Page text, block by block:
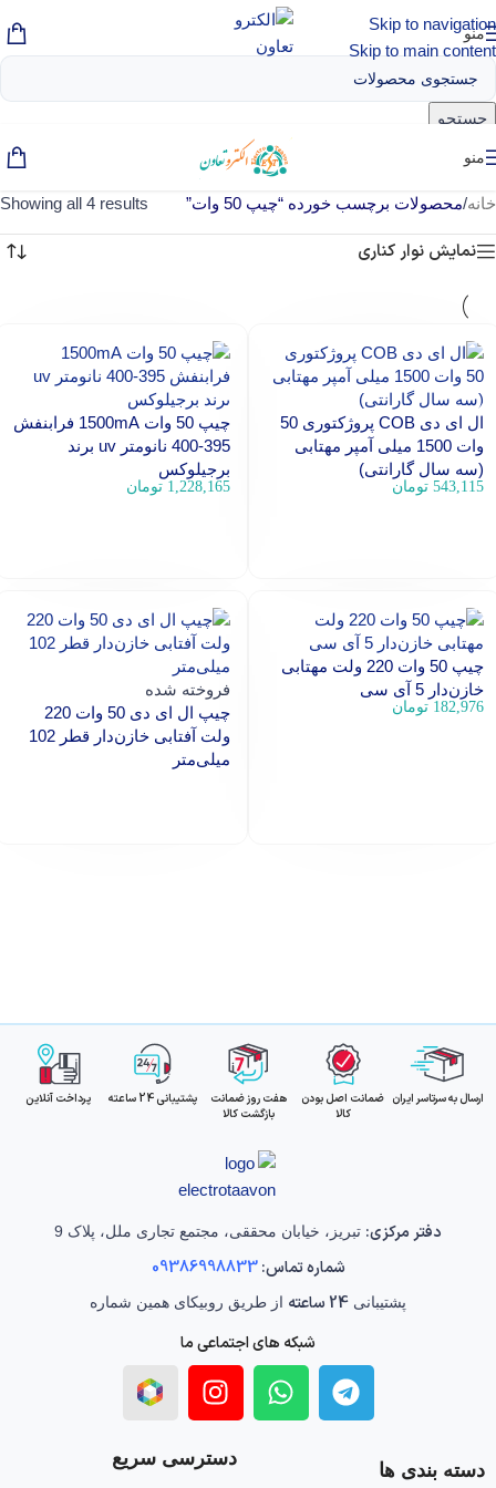
Skip to navigation
Skip to main content
منو
جستجو
منو
خانه/محصولات برچسب خورده “چیپ 50 وات” Showing all 4 results
نمایش نوار کناری
ال ای دی COB پروژکتوری 50
وات 1500 میلی آمپر مهتابی
(سه سال گارانتی)
543,115 تومان
چیپ 50 وات 1500mA فرابنفش
395-400 نانومتر uv برند
برجیلوکس
1,228,165 تومان
چیپ 50 وات 220 ولت مهتابی
خازن‌دار 5 آی سی
182,976 تومان
فروخته شده
چیپ ال ای دی 50 وات 220
ولت آفتابی خازن‌دار قطر 102
میلی‌متر
ارسال به سرتاسر ایران ضمانت اصل بودن
کالا
هفت روز ضمانت
بازگشت کالا
پشتیبانی 24 ساعته پرداخت آنلاین
دفتر مرکزی: تبریز، خیابان محققی، مجتمع تجاری ملل، پلاک 9
شماره تماس:09386998833
پشتیبانی 24 ساعته از طریق روبیکای همین شماره
شبکه های اجتماعی ما
دسته بندی ها
دسترسی سریع